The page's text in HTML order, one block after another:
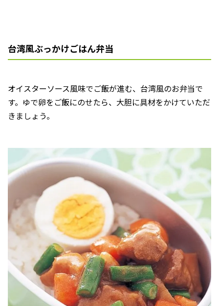
台湾風ぶっかけごはん弁当
オイスターソース風味でご飯が進む、台湾風のお弁当で
す。ゆで卵をご飯にのせたら、大胆に具材をかけていただ
きましょう。